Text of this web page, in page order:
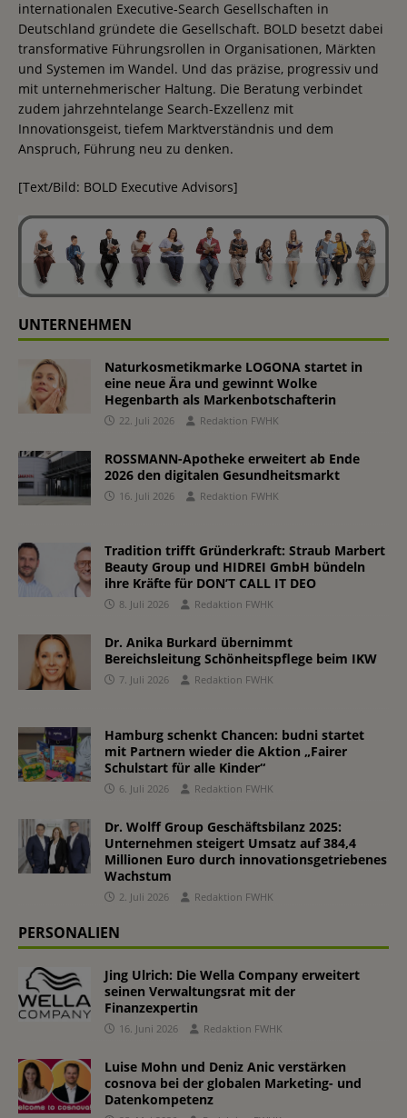
internationalen Executive-Search Gesellschaften in
Deutschland gründete die Gesellschaft. BOLD besetzt dabei
transformative Führungsrollen in Organisationen, Märkten
und Systemen im Wandel. Und das präzise, progressiv und
mit unternehmerischer Haltung. Die Beratung verbindet
zudem jahrzehntelange Search-Exzellenz mit
Innovationsgeist, tiefem Marktverständnis und dem
Anspruch, Führung neu zu denken.
[Text/Bild: BOLD Executive Advisors]
UNTERNEHMEN
Naturkosmetikmarke LOGONA startet in
eine neue Ära und gewinnt Wolke
Hegenbarth als Markenbotschafterin
22. Juli 2026 Redaktion FWHK
ROSSMANN-Apotheke erweitert ab Ende
2026 den digitalen Gesundheitsmarkt
16. Juli 2026 Redaktion FWHK
Tradition trifft Gründerkraft: Straub Marbert
Beauty Group und HIDREI GmbH bündeln
ihre Kräfte für DON’T CALL IT DEO
8. Juli 2026 Redaktion FWHK
Dr. Anika Burkard übernimmt
Bereichsleitung Schönheitspflege beim IKW
7. Juli 2026 Redaktion FWHK
Hamburg schenkt Chancen: budni startet
mit Partnern wieder die Aktion „Fairer
Schulstart für alle Kinder“
6. Juli 2026 Redaktion FWHK
Dr. Wolff Group Geschäftsbilanz 2025:
Unternehmen steigert Umsatz auf 384,4
Millionen Euro durch innovationsgetriebenes
Wachstum
2. Juli 2026 Redaktion FWHK
PERSONALIEN
Jing Ulrich: Die Wella Company erweitert
seinen Verwaltungsrat mit der
Finanzexpertin
16. Juni 2026 Redaktion FWHK
Luise Mohn und Deniz Anic verstärken
cosnova bei der globalen Marketing- und
Datenkompetenz